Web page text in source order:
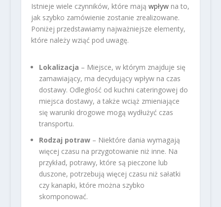
Istnieje wiele czynników, które mają wpływna to,
jak szybko zamówienie zostanie zrealizowane.
Poniżej przedstawiamy najważniejsze elementy,
które należy wziąć pod uwagę.
Lokalizacja – Miejsce, w którym znajduje się
zamawiający, ma decydujący wpływ na czas
dostawy. Odległość od kuchni cateringowej do
miejsca dostawy, a także wciąż zmieniające
się warunki drogowe mogą wydłużyć czas
transportu.
Rodzaj potraw– Niektóre dania wymagają
więcej czasu na przygotowanie niż inne. Na
przykład, potrawy, które są pieczone lub
duszone, potrzebują więcej czasu niż sałatki
czy kanapki, które można szybko
skomponować.